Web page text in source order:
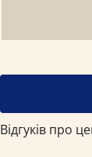
Відгуків про